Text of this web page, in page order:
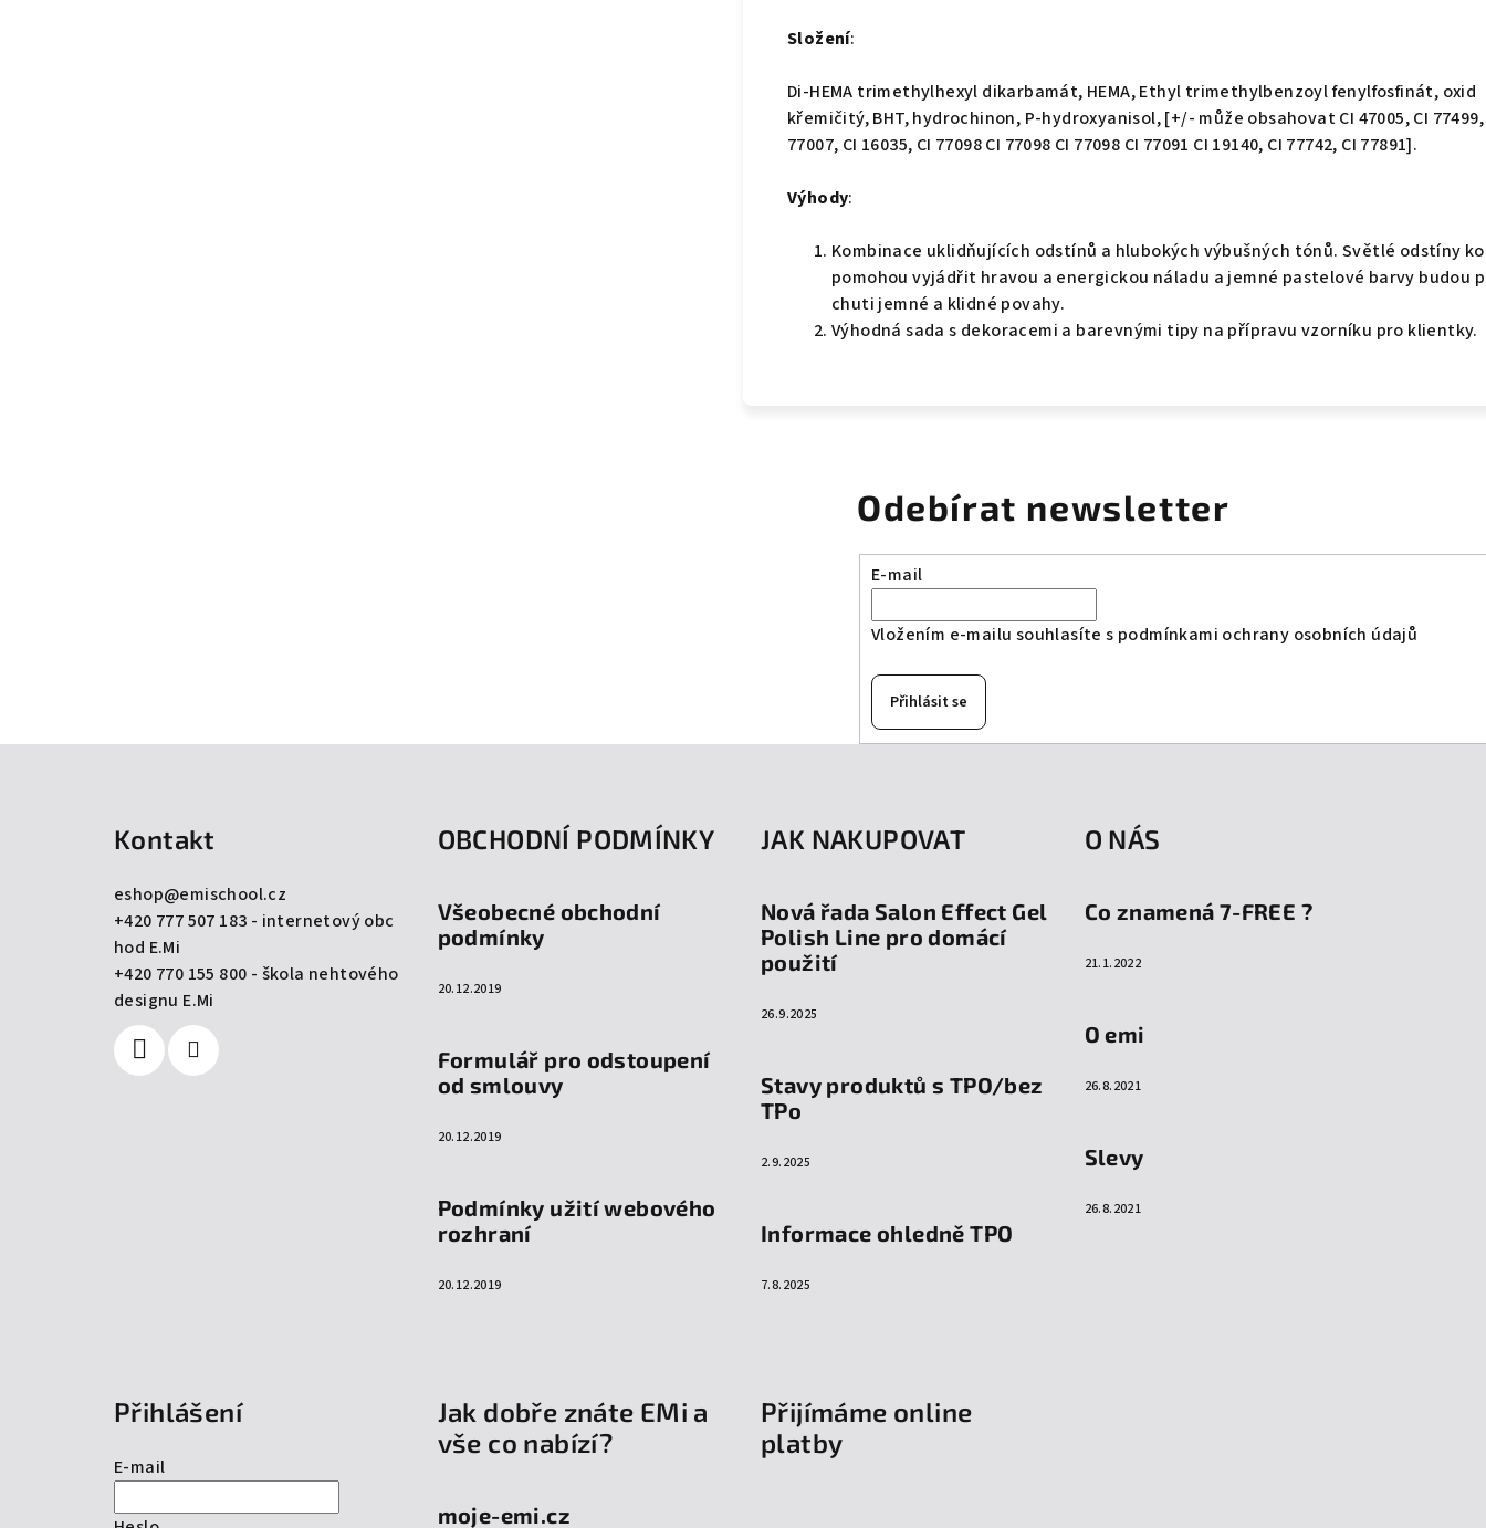
Složení:
Di-HEMA trimethylhexyl dikarbamát, HEMA, Ethyl trimethylbenzoyl fenylfosfinát, oxid
křemičitý, BHT, hydrochinon, P-hydroxyanisol, [+/- může obsahovat CI 47005, CI 77499,
77007, CI 16035, CI 77098 CI 77098 CI 77098 CI 77091 CI 19140, CI 77742, CI 77891].
Výhody:
Kombinace uklidňujících odstínů a hlubokých výbušných tónů. Světlé odstíny
pomohou vyjádřit hravou a energickou náladu a jemné pastelové barvy budou
chuti jemné a klidné povahy.
Výhodná sada s dekoracemi a barevnými tipy na přípravu vzorníku pro klientky.
Odebírat newsletter
E-mail
Vložením e-mailu souhlasíte s podmínkami ochrany osobních údajů
Přihlásit se
Kontakt
eshop@emischool.cz
+420 777 507 183 - internetový obc
hod E.Mi
+420 770 155 800 - škola nehtového
designu E.Mi
OBCHODNÍ PODMÍNKY
Všeobecné obchodní
podmínky
20.12.2019
Formulář pro odstoupení
od smlouvy
20.12.2019
Podmínky užití webového
rozhraní
20.12.2019
JAK NAKUPOVAT
Nová řada Salon Effect Gel
Polish Line pro domácí
použití
26.9.2025
Stavy produktů s TPO/bez
TPo
2.9.2025
Informace ohledně TPO
7.8.2025
O NÁS
Co znamená 7-FREE ?
21.1.2022
O emi
26.8.2021
Slevy
26.8.2021
Přihlášení
E-mail
Jak dobře znáte EMi a
vše co nabízí?
moje-emi.cz
Přijímáme online
platby